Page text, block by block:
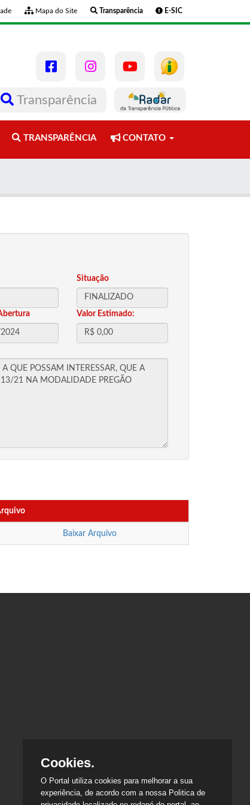
Mapa do Site Transparência E-SIC
Transparência
TRANSPARÊNCIA CONTATO
Situação
Valor Estimado:
Baixar Arquivo
Cookies.
O Portal utiliza cookies para melhorar a sua
experiência, de acordo com a nossa Politica de